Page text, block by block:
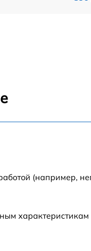
(например,